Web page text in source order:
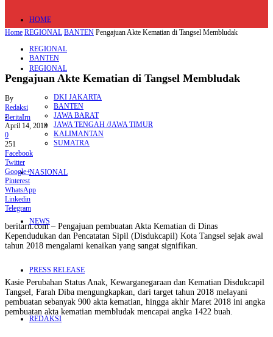
BeritaIrn
HOME
REGIONAL
DKI JAKARTA
BANTEN
JAWA BARAT
JAWA TENGAH /JAWA TIMUR
KALIMANTAN
SUMATRA
NASIONAL
NEWS
PRESS RELEASE
REDAKSI
Home REGIONAL BANTEN Pengajuan Akte Kematian di Tangsel Membludak
REGIONAL
BANTEN
Pengajuan Akte Kematian di Tangsel Membludak
By
Redaksi
-
April 14, 2018
0
251
Facebook
Twitter
Google+
Pinterest
WhatsApp
Linkedin
Telegram
beritarn.com – Pengajuan pembuatan Akta Kematian di Dinas
Kependudukan dan Pencatatan Sipil (Disdukcapil) Kota Tangsel sejak awal
tahun 2018 mengalami kenaikan yang sangat signifikan.
Kasie Perubahan Status Anak, Kewarganegaraan dan Kematian Disdukcapil
Tangsel, Farah Diba mengungkapkan, dari target tahun 2018 melayani
pembuatan sebanyak 900 akta kematian, hingga akhir Maret 2018 ini angka
pembuatan akta kematian membludak mencapai angka 1422 buah.